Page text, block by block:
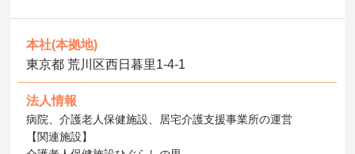
本社(本拠地)
東京都 荒川区西日暮里1-4-1
法人情報
病院、介護老人保健施設、居宅介護支援事業所の運営
【関連施設】